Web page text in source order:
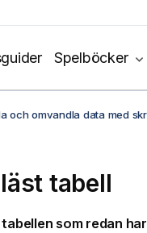
Spelböcker
och omvandla data med
tabell
som redan har